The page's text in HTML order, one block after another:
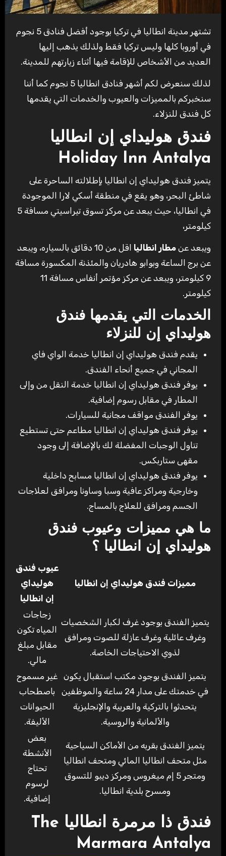
تشتهر مدينة انطاليا في تركيا بوجود أفضل فنادق 5 نجوم
في أوروبا كلها وليس تركيا فقط ولذلك يذهب إليها
العديد من الأشخاص للإقامة فيها أثناء زيارتهم للمدينة.
لذلك سنعرض لكم أشهر فنادق انطاليا 5 نجوم كما أننا
سنخبركم بالمميزات والعيوب والخدمات التي يقدمها
كل فندق للنزلاء.
فندق هوليداي إن انطاليا
Holiday Inn Antalya
يتميز فندق هوليداي إن انطاليا بإطلالته الساحرة على
شاطئ البحر، وهو يقع في منطقة أسكي لارا الموجودة
في انطاليا، حيث يبعد عن مركز تسوق تيراسيتي مسافة 5
كيلومتر،
ويبعد عن مطار انطاليا
اقل من 10 دقائق بالسياره، ويبعد
عن برج الساعة وبوابو هادريان والمئذنة المكسورة مسافة
9 كيلومتر، ويبعد عن مركز مؤتمر أنفاس مسافة 11
كيلومتر.
الخدمات التي يقدمها فندق
هوليداي إن للنزلاء
يقدم فندق هوليداي إن انطاليا خدمة الواي فاي
المجاني في جميع أنحاء الفندق.
يوفر فندق هوليداي إن انطاليا خدمة النقل من وإلى
المطار في مقابل رسوم إضافية.
يوفر الفندق مواقف مجانية للسيارات.
يوفر فندق هوليداي إن انطاليا مطاعم حتى تستطيع
تناول الوجبات المفضلة لك بالإضافة إلى وجود
مقهى ستاربكس.
يوفر فندق هوليداي إن انطاليا مسابح داخلية
وخارجية ومراكز عافية وسبا وساونا ومرافق لعلاجات
الجسم ومرافق للعلاج بالمساج.
ما هي مميزات وعيوب فندق
هوليداي إن انطاليا ؟
مميزات فندق هوليداي إن انطاليا
عيوب فندق
هوليداي
إن انطاليا
يتميز الفندق بوجود غرف لكبار الشخصيات
وغرف عائلية وغرف عازلة للصوت ومرافق
لذوي الاحتياجات الخاصة.
زجاجات
المياه تكون
مقابل مبلغ
مالي.
يتميز الفندق بوجود مكتب استقبال يكون
في خدمتك على مدار 24 ساعة والموظفين
يتحدثوا بالتركية والعربية والإنجليزية
والألمانية والروسية.
غير مسموح
باصطحاب
الحيوانات
الأليفة.
يتميز الفندق بقربه من الأماكن السياحية
مثل متحف انطاليا المائي ومتحف انطاليا
ومتجر 5 إم ميغروس ومركز ديبو للتسوق
ومسرح بلدية انطاليا.
بعض
الأنشطة
تحتاج
لرسوم
إضافية.
فندق ذا مرمرة انطاليا The
Marmara Antalya